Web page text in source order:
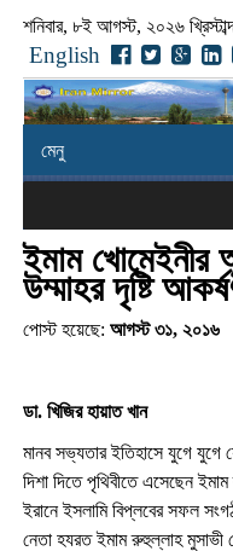
শনিবার, ৮ই আগস্ট, ২০২৬
English
মেনু
ইমাম খোমেইনীর
উম্মাহর দৃষ্টি
পোস্ট হয়েছে: আগস্ট ৩১, ২০১৬
ডা. খিজির হায়াত খান
মানব সভ্যতার ইতিহাসে যুগে যুগে
দিশা দিতে পৃথিবীতে এসেছেন
ইরানে ইসলামি বিপ্লবের সফল
নেতা হযরত ইমাম রুহুল্লাহ